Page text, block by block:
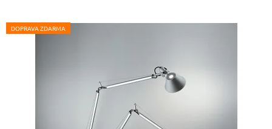
DOPRAVA ZDARMA